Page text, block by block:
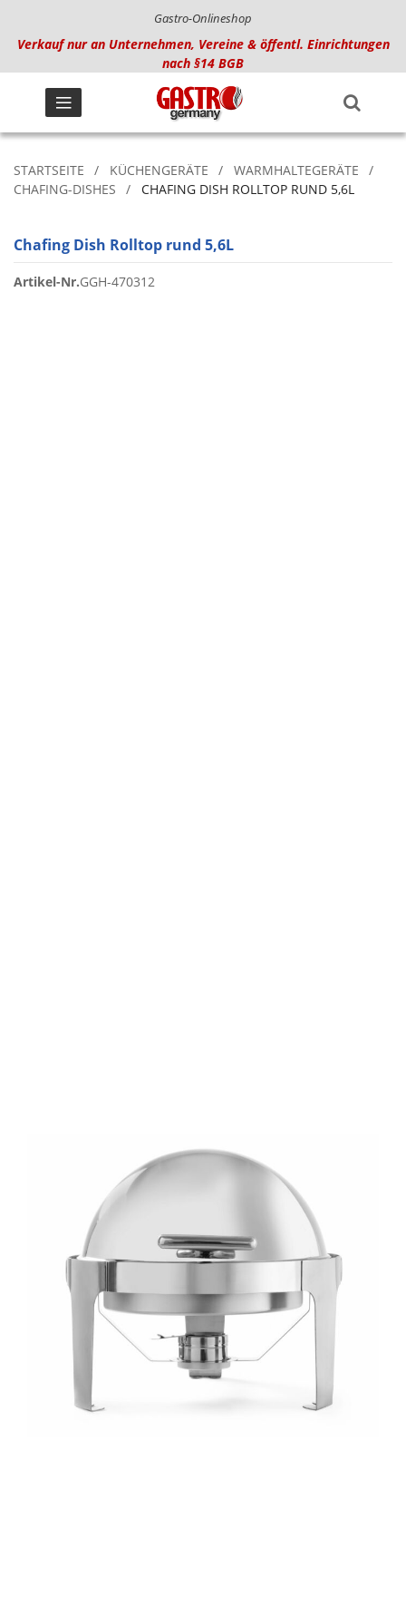
Gastro-Onlineshop
Verkauf nur an Unternehmen, Vereine & öffentl. Einrichtungen
nach §14 BGB
STARTSEITE KÜCHENGERÄTE
WARMHALTEGERÄTE
CHAFING-DISHES
CHAFING DISH ROLLTOP RUND 5,6L
Chafing Dish Rolltop rund 5,6L
Artikel-Nr.GGH-470312